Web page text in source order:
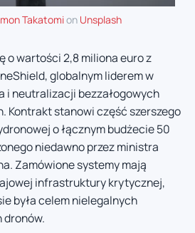
Takatomion Unsplash
o wartości 2,8 miliona euro z
globalnym liderem w
i neutralizacji bezzałogowych
Kontrakt stanowi część szerszego
o łącznym budżecie 50
niedawno przez ministra
Zamówione systemy mają
infrastruktury krytycznej,
była celem nielegalnych
dronów.